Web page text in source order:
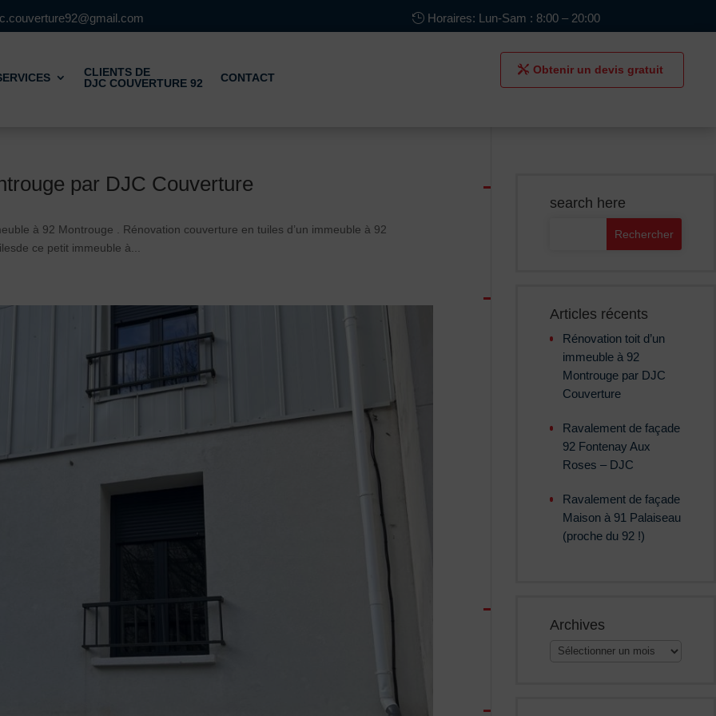
Horaires: Lun-Sam : 8:00 – 20:00
CLIENTS DE
DJC COUVERTURE 92
CONTACT
Obtenir un devis gratuit
par DJC Couverture
à 92 Montrouge . Rénovation couverture en tuiles d’un immeuble à 92
ce petit immeuble à...
search here
Articles récents
Rénovation toit d’un
immeuble à 92
Montrouge par DJC
Couverture
Ravalement de façade
92 Fontenay Aux
Roses – DJC
Ravalement de façade
Maison à 91 Palaiseau
(proche du 92 !)
Archives
Archives